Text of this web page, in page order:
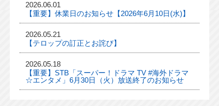
2026.06.01
【重要】休業日のお知らせ【2026年6月10日(水)】
2026.05.21
【テロップの訂正とお詫び】
2026.05.18
【重要】STB「スーパー！ドラマ TV #海外ドラマ
☆エンタメ」6月30日（火）放送終了のお知らせ